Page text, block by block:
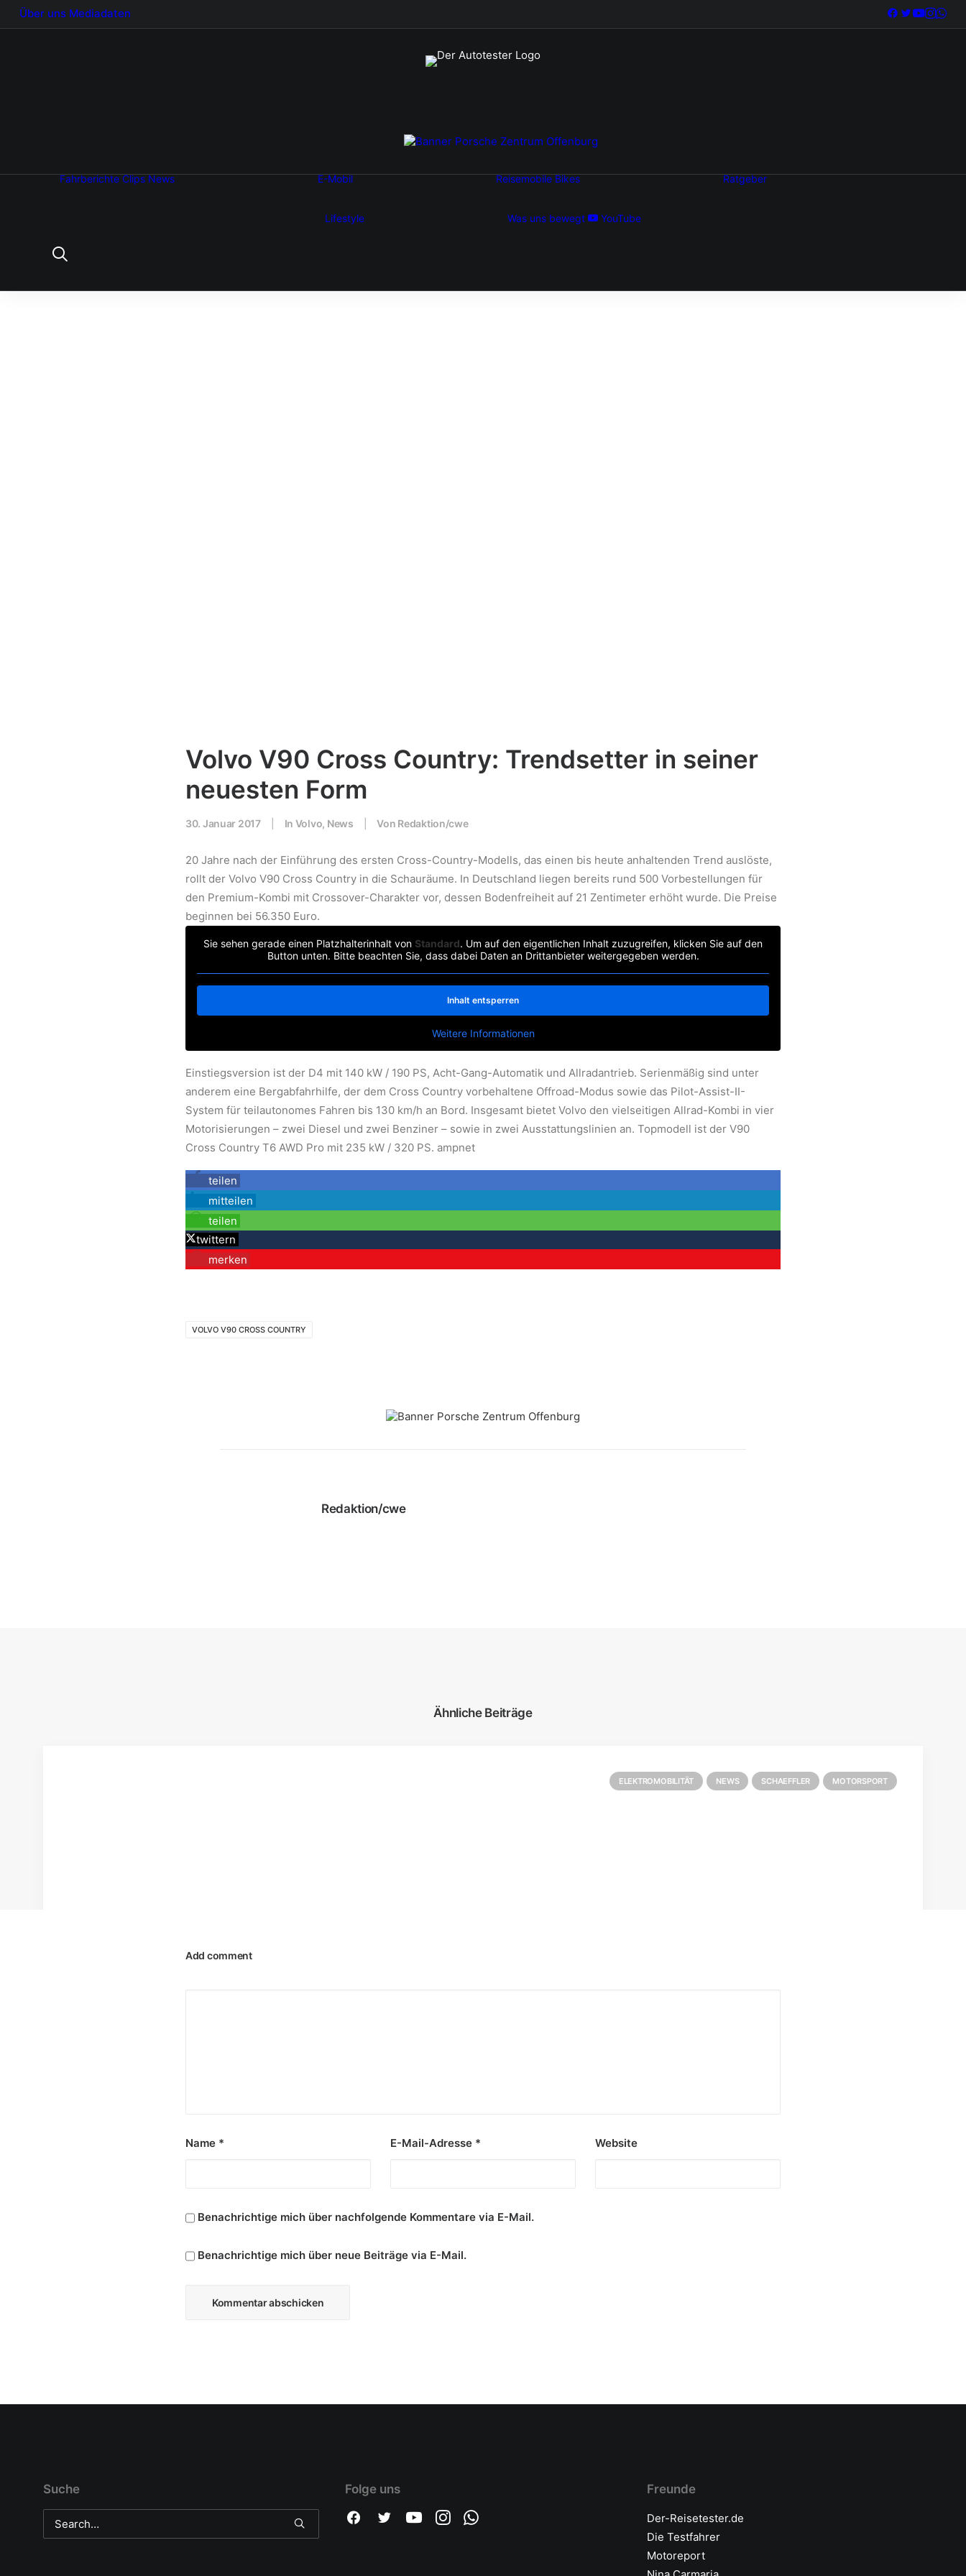
Über uns Mediadaten
Fahrberichte Clips News E-Mobil
Autonomes
Reisemobile Bikes Ratgeber
Lifestyle Was uns bewegt YouTube
Volvo V90 Cross Country: Trendsetter in seiner
neuesten Form
30. Januar 2017 In Volvo, News Von Redaktion/cwe
20 Jahre nach der Einführung des ersten Cross-Country-Modells, das einen bis heute anhaltenden Trend auslöste,
rollt der Volvo V90 Cross Country in die Schauräume. In Deutschland liegen bereits rund 500 Vorbestellungen für
den Premium-Kombi mit Crossover-Charakter vor, dessen Bodenfreiheit auf 21 Zentimeter erhöht wurde. Die Preise
beginnen bei 56.350 Euro.
Sie sehen gerade einen Platzhalterinhalt von Standard. Um auf den eigentlichen Inhalt zuzugreifen, klicken Sie auf den
Button unten. Bitte beachten Sie, dass dabei Daten an Drittanbieter weitergegeben werden.
Inhalt entsperren
Weitere Informationen
Einstiegsversion ist der D4 mit 140 kW / 190 PS, Acht-Gang-Automatik und Allradantrieb. Serienmäßig sind unter
anderem eine Bergabfahrhilfe, der dem Cross Country vorbehaltene Offroad-Modus sowie das Pilot-Assist-II-
System für teilautonomes Fahren bis 130 km/h an Bord. Insgesamt bietet Volvo den vielseitigen Allrad-Kombi in vier
Motorisierungen – zwei Diesel und zwei Benziner – sowie in zwei Ausstattungslinien an. Topmodell ist der V90
Cross Country T6 AWD Pro mit 235 kW / 320 PS. ampnet
teilen
mitteilen
teilen
twittern
merken
VOLVO V90 CROSS COUNTRY
Redaktion/cwe
Ähnliche Beiträge
ELEKTROMOBILITÄT NEWS SCHAEFFLER MOTORSPORT
Add comment
Name * E-Mail-Adresse * Website
Benachrichtige mich über nachfolgende Kommentare via E-Mail.
Benachrichtige mich über neue Beiträge via E-Mail.
Suche Folge uns Freunde
Der-Reisetester.de
Die Testfahrer
Motoreport